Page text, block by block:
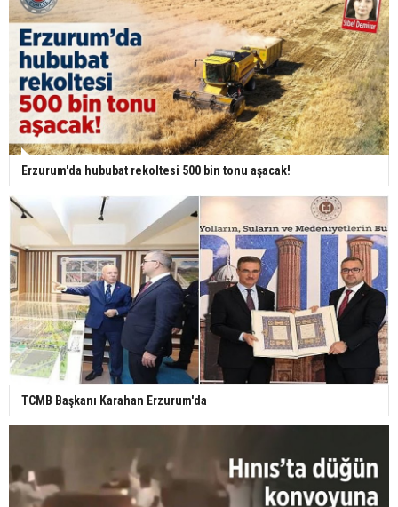
Erzurum'da hububat rekoltesi 500 bin tonu aşacak!
TCMB Başkanı Karahan Erzurum'da